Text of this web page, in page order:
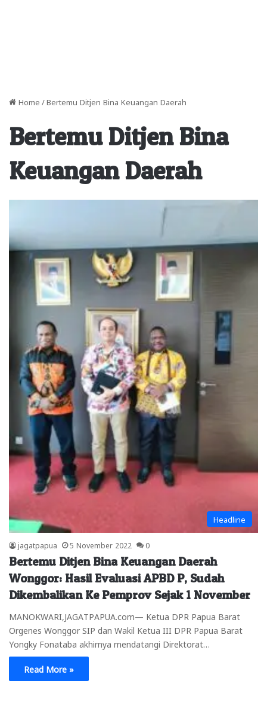
Home / Bertemu Ditjen Bina Keuangan Daerah
Bertemu Ditjen Bina
Keuangan Daerah
Headline
jagatpapua 5 November 2022 0
Bertemu Ditjen Bina Keuangan Daerah
Wonggor: Hasil Evaluasi APBD P, Sudah
Dikembalikan Ke Pemprov Sejak 1 November
MANOKWARI,JAGATPAPUA.com— Ketua DPR Papua Barat
Orgenes Wonggor SIP dan Wakil Ketua III DPR Papua Barat
Yongky Fonataba akhirnya mendatangi Direktorat…
Read More »